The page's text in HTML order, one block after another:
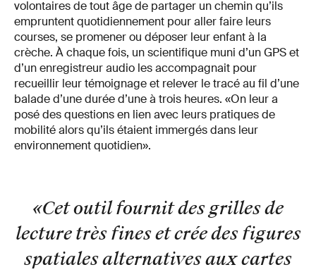
volontaires de tout âge de partager un chemin qu’ils
empruntent quotidiennement pour aller faire leurs
courses, se promener ou déposer leur enfant à la
crèche. À chaque fois, un scientifique muni d’un GPS et
d’un enregistreur audio les accompagnait pour
recueillir leur témoignage et relever le tracé au fil d’une
balade d’une durée d’une à trois heures. «On leur a
posé des questions en lien avec leurs pratiques de
mobilité alors qu’ils étaient immergés dans leur
environnement quotidien».
«Cet outil fournit des grilles de
lecture très fines et crée des figures
spatiales alternatives aux cartes